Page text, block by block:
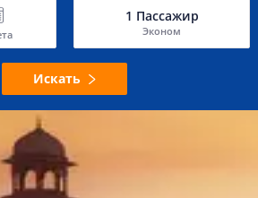
1 Пассажир
Эконом
Искать